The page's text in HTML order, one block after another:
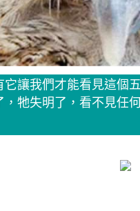
它讓我們才能看見這個
牠失明了，看不見任